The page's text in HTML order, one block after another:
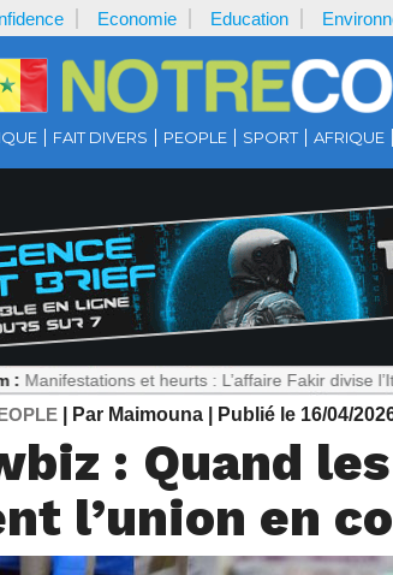
Economie Education
FAIT DIVERS PEOPLE SPORT AFRIQUE
et heurts : L’affaire Fakir divise l’Italie
| Par Maimouna | Publié le 16/04/
: Quand
l’union en